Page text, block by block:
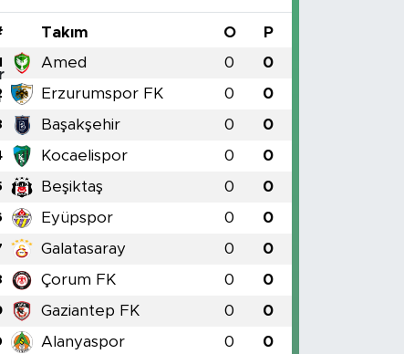
Takım O P
Amed 0 0
Erzurumspor FK 0 0
Başakşehir 0 0
Kocaelispor 0 0
Beşiktaş 0 0
Eyüpspor 0 0
Galatasaray 0 0
Çorum FK 0 0
Gaziantep FK 0 0
Alanyaspor 0 0